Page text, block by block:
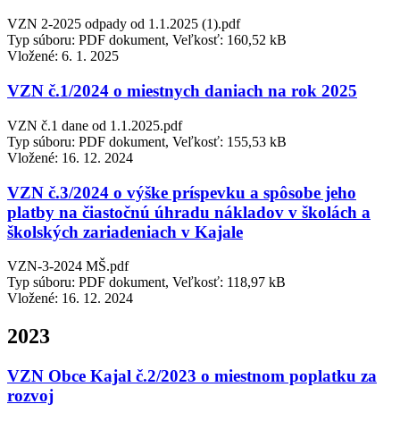
VZN 2-2025 odpady od 1.1.2025 (1).pdf
Typ súboru: PDF dokument, Veľkosť: 160,52 kB
Vložené: 6. 1. 2025
VZN č.1/2024 o miestnych daniach na rok 2025
VZN č.1 dane od 1.1.2025.pdf
Typ súboru: PDF dokument, Veľkosť: 155,53 kB
Vložené: 16. 12. 2024
VZN č.3/2024 o výške príspevku a spôsobe jeho
platby na čiastočnú úhradu nákladov v školách a
školských zariadeniach v Kajale
VZN-3-2024 MŠ.pdf
Typ súboru: PDF dokument, Veľkosť: 118,97 kB
Vložené: 16. 12. 2024
2023
VZN Obce Kajal č.2/2023 o miestnom poplatku za
rozvoj